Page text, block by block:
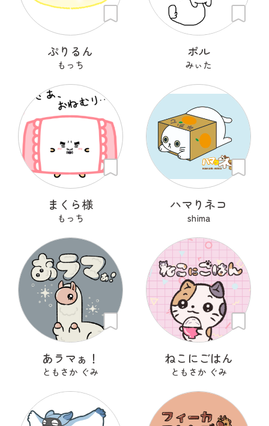
ぷりるん
もっち
ポル
みぃた
まくら様
もっち
ハマりネコ
shima
あラマぁ！
ともさか ぐみ
ねこにごはん
ともさか ぐみ